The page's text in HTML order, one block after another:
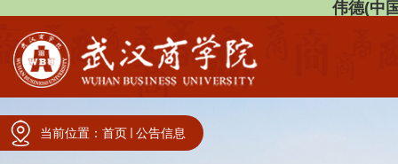
伟德(中
当前位置： 首页 公告信息